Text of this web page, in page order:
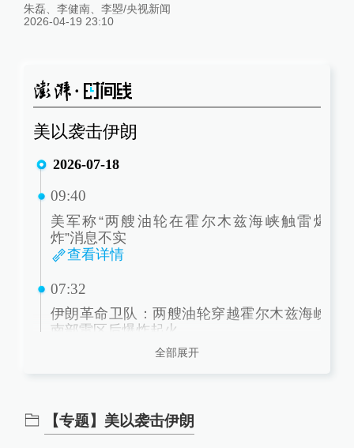
朱磊、李健南、李曌/央视新闻
2026-04-19 23:10
美以袭击伊朗
2026-07-18
09:40
美军称“两艘油轮在霍尔木兹海峡触雷爆
炸”消息不实
查看详情
07:32
伊朗革命卫队：两艘油轮穿越霍尔木兹海峡
南部雷区后爆炸起火
查看详情
全部展开
【专题】美以袭击伊朗